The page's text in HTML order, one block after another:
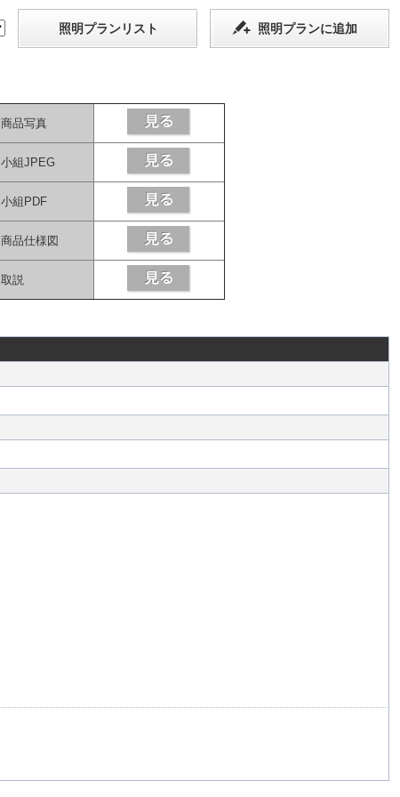
照明プランリスト 照明プランに追加
商品写真
小組JPEG
小組PDF
商品仕様図
取説